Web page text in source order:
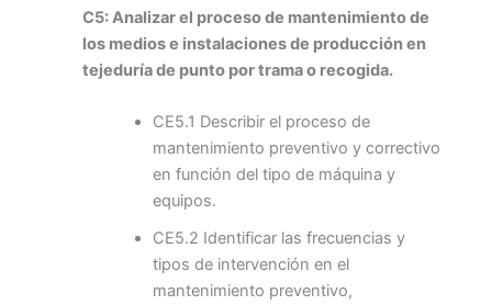
C5: Analizar el proceso de mantenimiento de
los medios e instalaciones de producción en
tejeduría de punto por trama o recogida.
CE5.1 Describir el proceso de
mantenimiento preventivo y correctivo
en función del tipo de máquina y
equipos.
CE5.2 Identificar las frecuencias y
tipos de intervención en el
mantenimiento preventivo,